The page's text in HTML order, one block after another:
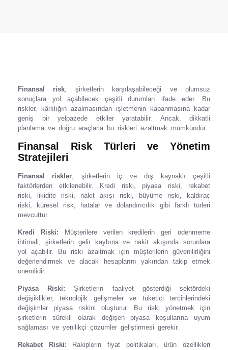
Finansal risk, şirketlerin karşılaşabileceği ve olumsuz
sonuçlara yol açabilecek çeşitli durumları ifade eder. Bu
riskler, kârlılığın azalmasından işletmenin kapanmasına kadar
geniş bir yelpazede etkiler yaratabilir. Ancak, dikkatli
planlama ve doğru araçlarla bu riskleri azaltmak mümkündür.
Finansal Risk Türleri ve Yönetim
Stratejileri
Finansal riskler, şirketlerin iç ve dış kaynaklı çeşitli
faktörlerden etkilenebilir. Kredi riski, piyasa riski, rekabet
riski, likidite riski, nakit akışı riski, büyüme riski, kaldıraç
riski, küresel risk, hatalar ve dolandırıcılık gibi farklı türleri
mevcuttur.
Kredi Riski: Müşterilere verilen kredilerin geri ödenmeme
ihtimali, şirketlerin gelir kaybına ve nakit akışında sorunlara
yol açabilir. Bu riski azaltmak için müşterilerin güvenilirliğini
değerlendirmek ve alacak hesaplarını yakından takip etmek
önemlidir.
Piyasa Riski: Şirketlerin faaliyet gösterdiği sektördeki
değişiklikler, teknolojik gelişmeler ve tüketici tercihlerindeki
değişimler piyasa riskini oluşturur. Bu riski yönetmek için
şirketlerin sürekli olarak değişen piyasa koşullarına uyum
sağlaması ve yenilikçi çözümler geliştirmesi gerekir.
Rekabet Riski: Rakiplerin fiyat politikaları, ürün özellikleri